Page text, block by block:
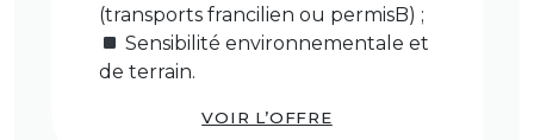
(transports francilien ou permisB) ;
Sensibilité environnementale et
de terrain.
VOIR L’OFFRE